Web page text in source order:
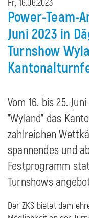
Fr, 16.06.2023
Power-Team-
Juni 2023 in
Turnshow
Vom 16. bis 25.
"Wyland" das
zahlreichen
spannendes und
Festprogramm
Turnshows
Der ZKS bietet dem